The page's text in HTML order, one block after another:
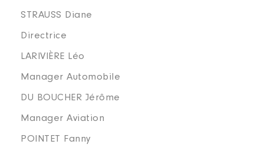
STRAUSS Diane
Directrice
LARIVIÈRE Léo
Manager Automobile
DU BOUCHER Jérôme
Manager Aviation
POINTET Fanny